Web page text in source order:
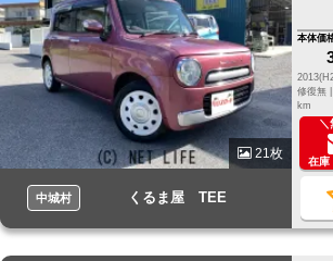
21枚
中城村 くるま屋 TEE
本体価
修復無 |
km
＼
在庫